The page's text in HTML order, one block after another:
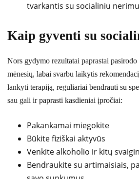
tvarkantis su socialiniu
Kaip gyventi su
Nors gydymo rezultatai paprastai
mėnesių, labai svarbu laikytis
lankyti terapiją, reguliariai bendrauti su
sau gali ir paprasti kasdieniai įpročiai:
Pakankamai miegokite
Būkite fiziškai aktyvūs
Venkite alkoholio ir kitų
Bendraukite su artimaisiais,